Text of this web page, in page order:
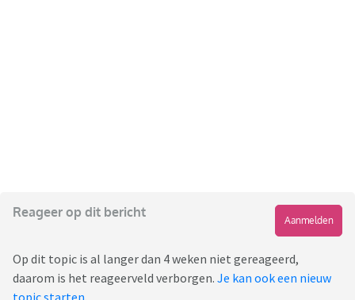
Reageer op dit bericht
Aanmelden
Op dit topic is al langer dan 4 weken niet gereageerd,
daarom is het reageerveld verborgen. Je kan ook een nieuw